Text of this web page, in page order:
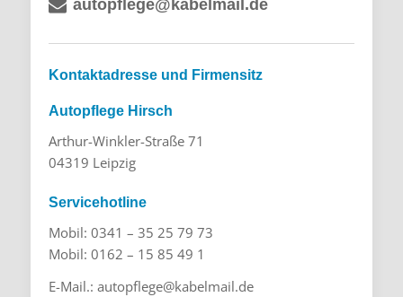
autopflege@kabelmail.de
Kontaktadresse und Firmensitz
Autopflege Hirsch
Arthur-Winkler-Straße 71
04319 Leipzig
Servicehotline
Mobil: 0341 – 35 25 79 73
Mobil: 0162 – 15 85 49 1
E-Mail.: autopflege@kabelmail.de